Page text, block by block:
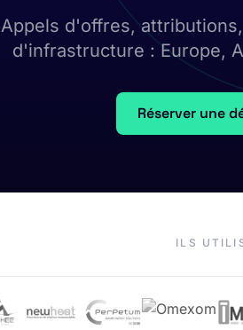
Appels d'offres,
d'infrastructure : Europe,
Réserver une
ILS